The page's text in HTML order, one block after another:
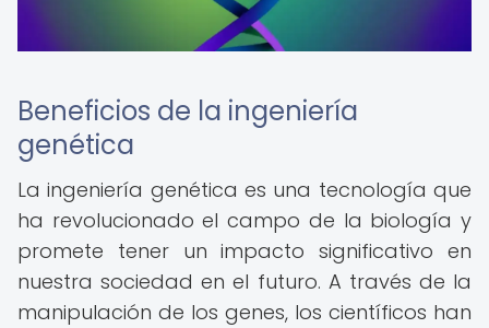
Beneficios de la ingeniería
genética
La ingeniería genética es una tecnología que
ha revolucionado el campo de la biología y
promete tener un impacto significativo en
nuestra sociedad en el futuro. A través de la
manipulación de los genes, los científicos han